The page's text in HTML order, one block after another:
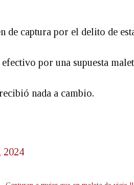
de captura por el delito de
por una supuesta
nada a cambio.
2024